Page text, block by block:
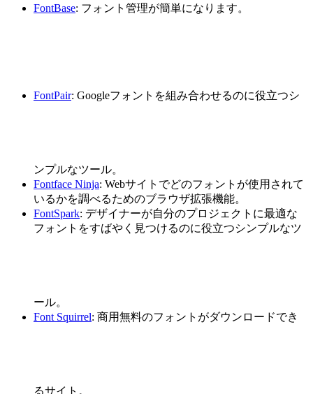
FontBase: フォント管理が簡単になります。
FontPair: Googleフォントを組み合わせるのに役立つシ
ンプルなツール。
Fontface Ninja: Webサイトでどのフォントが使用されて
いるかを調べるためのブラウザ拡張機能。
FontSpark: デザイナーが自分のプロジェクトに最適な
フォントをすばやく見つけるのに役立つシンプルなツ
ール。
Font Squirrel: 商用無料のフォントがダウンロードでき
るサイト。